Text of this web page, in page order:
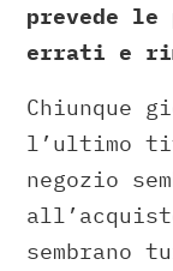
prevede
errati e
Chiunque
l’ultimo
negozio
sembrano